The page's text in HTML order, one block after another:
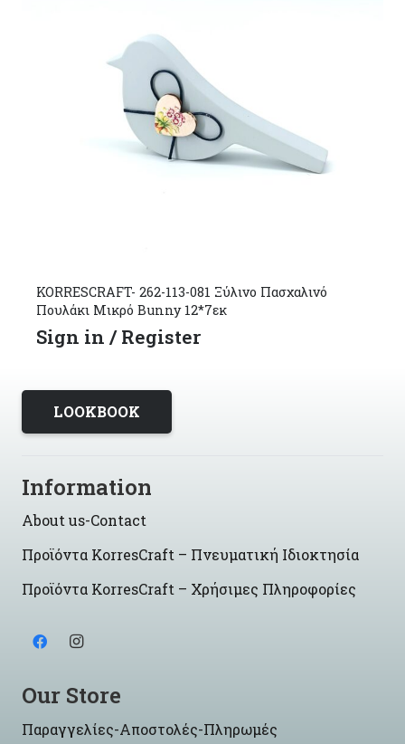
KORRESCRAFT- 262-113-081 Ξύλινο Πασχαλινό
Πουλάκι Μικρό Bunny 12*7εκ
Sign in / Register
LOOKBOOK
Information
About us-Contact
Προϊόντα KorresCraft – Πνευματική Ιδιοκτησία
Προϊόντα KorresCraft – Χρήσιμες Πληροφορίες
Our Store
Παραγγελίες-Αποστολές-Πληρωμές